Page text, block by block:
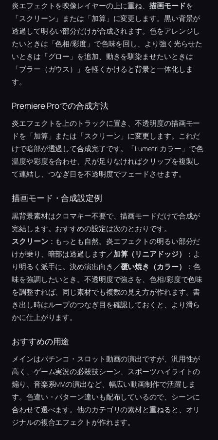
炎エフェクトを映像レイヤーの上に重ね、描画モードを
「スクリーン」または「加算」に変更します。黒い背景が
透過して明るい部分だけが合成されます。色をアレンジし
たいときは「色相/彩度」で色味を回し、より強く光らせた
いときは「グロー」を追加、動きを馴染ませたいときは
「ブラー（ガウス）」を軽くかけると背景と一体化しま
す。
Premiere Proでの合成方法
炎エフェクトを上のトラックに置き、不透明度の描画モー
ドを「加算」または「スクリーン」に変更します。これだ
けで暗部が透過して合成完了です。「Lumetri カラー」で色
温度や彩度を合わせ、尺が足りなければクリップを複製し
て連結し、つなぎ目を不透明度でフェードさせます。
描画モード・合成設定例
黒背景素材はクロマキー不要で、描画モードだけで合成が
完結します。おすすめの設定は次のとおりです。
スクリーン：もっとも自然。炎エフェクトの明るい部分だ
けが乗り、暗部は透過します／加算（リニアドッジ）
：よ
り明るく派手に。決め演出向き／覆い焼き（カラー）
：色
味を強調したいとき。不透明度で強さを、色相/彩度で色味
を調整すれば、同じ素材でも複数の見え方が作れます。書
き出し時はループのつなぎ目を確認しておくと、より滑ら
かに仕上がります。
おすすめの用途
メインはパチンコ・スロット動画の演出ですが、汎用性が
高く、ゲーム実況の必殺技シーン、スポーツハイライトの
煽り、音楽系MVの演出など、幅広い動画制作で活躍しま
す。色違い・パターン違いも配布しているので、シーンに
合わせて選べます。他のカテゴリの素材と重ねると、オリ
ジナルの複合エフェクトが作れます。